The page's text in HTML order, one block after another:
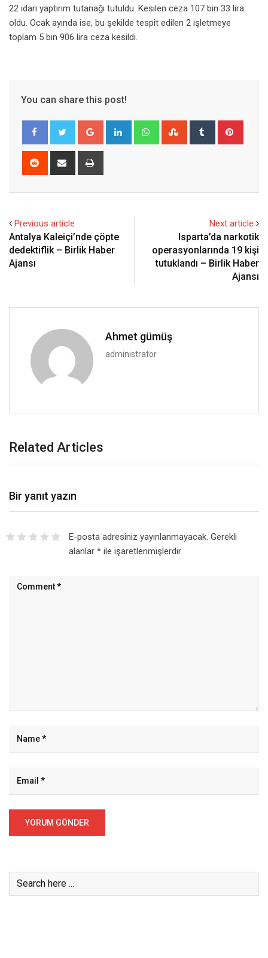
22 idari yaptırım tutanağı tutuldu. Kesilen ceza 107 bin 33 lira
oldu. Ocak ayında ise, bu şekilde tespit edilen 2 işletmeye
toplam 5 bin 906 lira ceza kesildi.
You can share this post!
Google+ LinkedIn WhatsappStumbleUpon
Tumblr
Reddit
Share
Previous article
Antalya Kaleiçi’nde çöpte
dedektiflik – Birlik Haber
Ajansı
Next article
Isparta’da narkotik
operasyonlarında 19 kişi
tutuklandı – Birlik Haber
Ajansı
Ahmet gümüş
administrator
Related Articles
Bir yanıt yazın
E-posta adresiniz yayınlanmayacak. Gerekli
alanlar *ile işaretlenmişlerdir